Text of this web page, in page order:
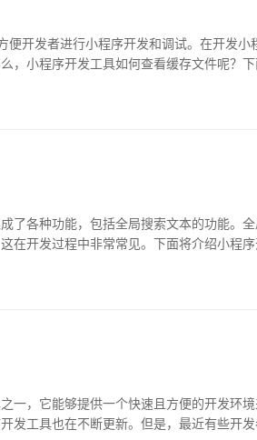
开发者进行小程序开发和调试。在开发小
，小程序开发工具如何查看缓存文件呢？
缓存文件主要包括
了各种功能，包括全局搜索文本的功能。
在开发过程中非常常见。下面将介绍小程
左侧的项目目录结
一，它能够提供一个快速且方便的开发环
发工具也在不断更新。但是，最近有些开